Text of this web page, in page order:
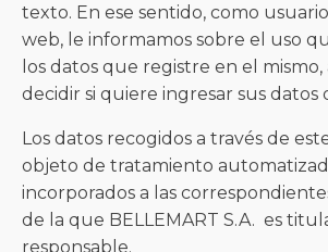
texto. En ese sentido, como
web, le informamos sobre el uso
los datos que registre en el
decidir si quiere ingresar sus datos
Los datos recogidos a través de
objeto de tratamiento
incorporados a las
de la que BELLEMART S.A. es
responsable.